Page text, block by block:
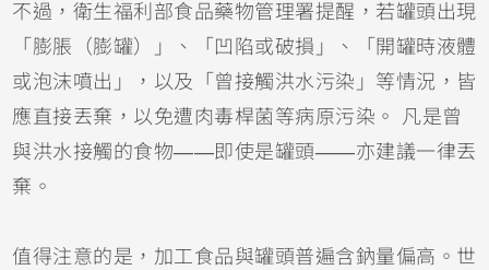
不過，衛生福利部食品藥物管理署提醒，若罐頭出現
「膨脹（膨罐）」、「凹陷或破損」、「開罐時液體
或泡沫噴出」，以及「曾接觸洪水污染」等情況，皆
應直接丟棄，以免遭肉毒桿菌等病原污染。 凡是曾
與洪水接觸的食物——即使是罐頭——亦建議一律丟
棄。
值得注意的是，加工食品與罐頭普遍含鈉量偏高。世